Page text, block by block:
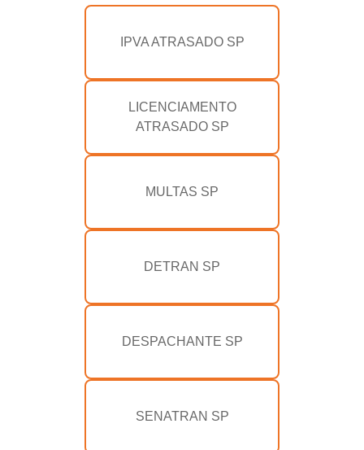
IPVA ATRASADO SP
LICENCIAMENTO
ATRASADO SP
MULTAS SP
DETRAN SP
DESPACHANTE SP
SENATRAN SP